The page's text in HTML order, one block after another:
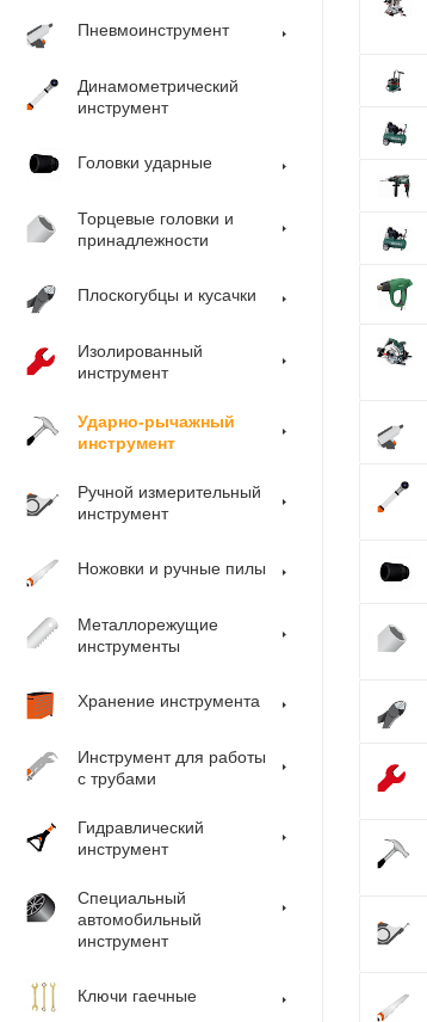
Пневмоинструмент
Динамометрический
инструмент
Головки ударные
Торцевые головки и
принадлежности
Плоскогубцы и кусачки
Изолированный
инструмент
Ударно-рычажный
инструмент
Ручной измерительный
инструмент
Ножовки и ручные пилы
Металлорежущие
инструменты
Хранение инструмента
Инструмент для работы
с трубами
Гидравлический
инструмент
Специальный
автомобильный
инструмент
Ключи гаечные